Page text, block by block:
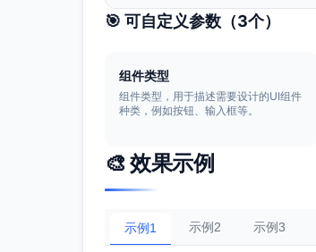
🎯 可自定义参数（3个）
组件类型
组件类型，用于描述需要设计的UI组件
种类，例如按钮、输入框等。
🎨 效果示例
示例1 示例2 示例3